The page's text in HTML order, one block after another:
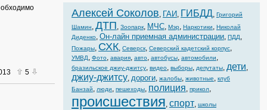
5
Алексей Соколов, ГАИ, ГИБДД, Григорий
Шамин, ДТП, Зоопарк, МЧС, Мэр, Наркотики, Николай
Диденко, Он-лайн приемная администрации, ПДД,
Пожары, СХК, Северск, Северский кадетский корпус,
УМВД, Фото, авария, авто, автобусы, автомобили,
бразильское джиу-джитсу, видео, выборы, депутаты, дети,
джиу-джитсу, дороги, жалобы, животные, клуб
Банзай, люди, пешеходы, полиция, прикол,
происшествия, спорт, школы